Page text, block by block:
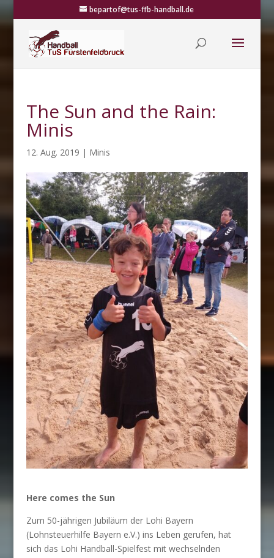
bepartof@tus-ffb-handball.de
The Sun and the Rain:
Minis
12. Aug. 2019 | Minis
Here comes the Sun
Zum 50-jährigen Jubiläum der Lohi Bayern
(Lohnsteuerhilfe Bayern e.V.) ins Leben gerufen, hat
sich das Lohi Handball-Spielfest mit wechselnden